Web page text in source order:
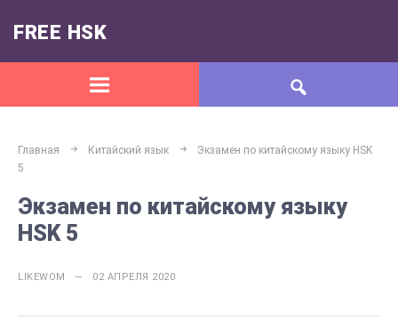
FREE HSK
Главная Китайский язык
Экзамен по китайскому языку HSK
5
Экзамен по китайскому языку
HSK 5
LIKEWOM — 02 АПРЕЛЯ 2020